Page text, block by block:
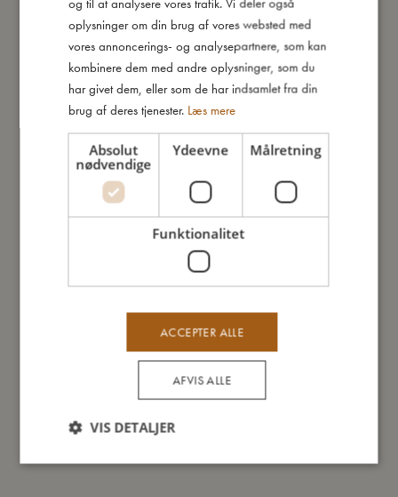
Kort om mig:
- Mål: Dynebetrækket måler 100x140 cm og pudebetrækket
45x40 cm.
- Pakket i sød mulepose
- Lavet af 100% økologisk bomuld.
- GOTS organic certificeret af CERES-0300.
Så stor er jeg
GERMAN
oplysninger om din brug af vores websted med
vores annoncerings- og analysepartnere, som kan
kombinere dem med andre oplysninger, som du
har givet dem, eller som de har indsamlet fra din
brug af deres tjenester. Læs mere
Absolut
nødvendige
Ydeevne Målretning
Funktionalitet
ACCEPTER ALLE
AFVIS ALLE
VIS DETALJER